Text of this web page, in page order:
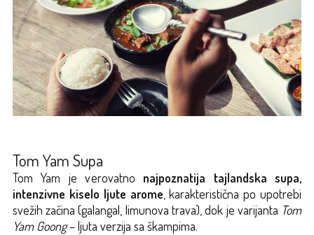
Tom Yam Supa
Tom Yam je verovatno najpoznatija tajlandska supa,
intenzivne kiselo ljute arome, karakteristična po upotrebi
svežih začina (galangal, limunova trava), dok je varijanta Tom
Yam Goong– ljuta verzija sa škampima.